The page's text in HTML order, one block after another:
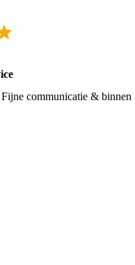
communicatie &